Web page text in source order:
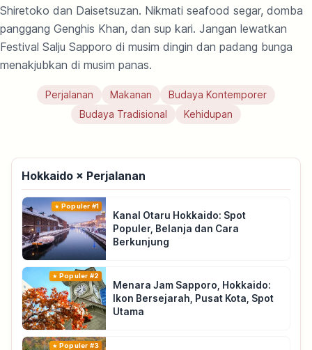
Shiretoko dan Daisetsuzan. Nikmati seafood segar, domba
panggang Genghis Khan, dan sup kari. Jangan lewatkan
Festival Salju Sapporo di musim dingin dan padang bunga
menakjubkan di musim panas.
Perjalanan Makanan
Budaya Kontemporer
Budaya Tradisional
Kehidupan
Hokkaido × Perjalanan
Populer #1
Kanal Otaru Hokkaido: Spot
Populer, Belanja dan Cara
Berkunjung
Populer #2
Menara Jam Sapporo, Hokkaido:
Ikon Bersejarah, Pusat Kota, Spot
Utama
Populer #3